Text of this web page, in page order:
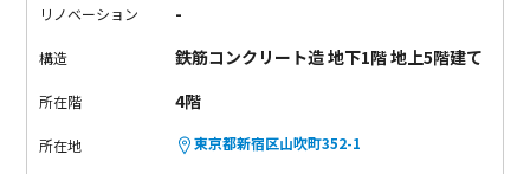
リノベーション -
構造 鉄筋コンクリート造 地下1階 地上5階建て
所在階 4階
所在地 東京都新宿区山吹町352-1